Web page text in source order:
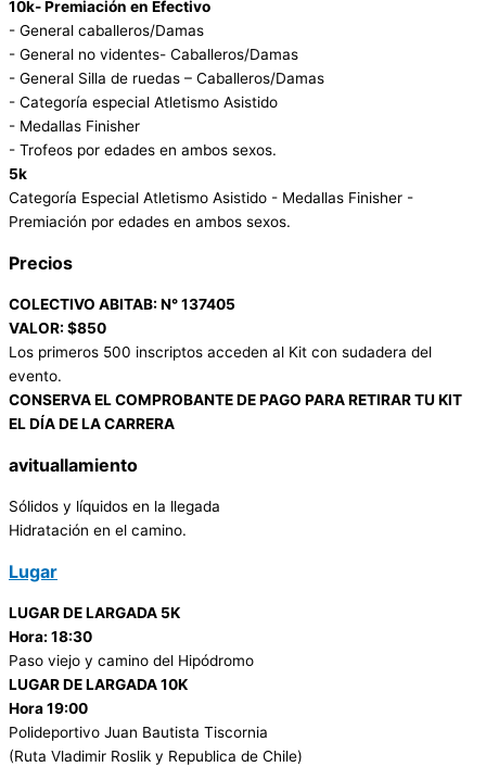
10k- Premiación en Efectivo
- General caballeros/Damas
- General no videntes- Caballeros/Damas
- General Silla de ruedas – Caballeros/Damas
- Categoría especial Atletismo Asistido
- Medallas Finisher
- Trofeos por edades en ambos sexos.
5k
Categoría Especial Atletismo Asistido - Medallas Finisher -
Premiación por edades en ambos sexos.
Precios
COLECTIVO ABITAB: N° 137405
VALOR: $850
Los primeros 500 inscriptos acceden al Kit con sudadera del
evento.
CONSERVA EL COMPROBANTE DE PAGO PARA RETIRAR TU KIT
EL DÍA DE LA CARRERA
avituallamiento
Sólidos y líquidos en la llegada
Hidratación en el camino.
Lugar
LUGAR DE LARGADA 5K
Hora: 18:30
Paso viejo y camino del Hipódromo
LUGAR DE LARGADA 10K
Hora 19:00
Polideportivo Juan Bautista Tiscornia
(Ruta Vladimir Roslik y Republica de Chile)